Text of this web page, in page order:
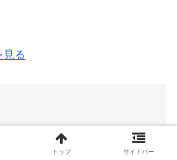
る
トップ サイドバー